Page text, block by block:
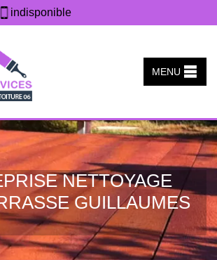
indisponible
MENU
NETTOYAGE
GUILLAUMES